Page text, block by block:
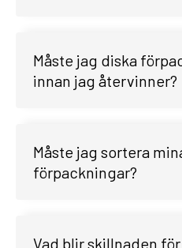
Måste jag diska
innan jag återvinner?
Måste jag sortera
förpackningar?
Vad blir skillnaden